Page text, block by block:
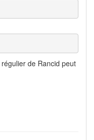
de Rancid peut